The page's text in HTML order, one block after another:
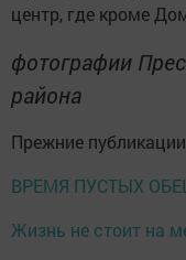
центр, где кроме
фотографии
района
Прежние
ВРЕМЯ ПУСТЫХ
Жизнь не стоит на